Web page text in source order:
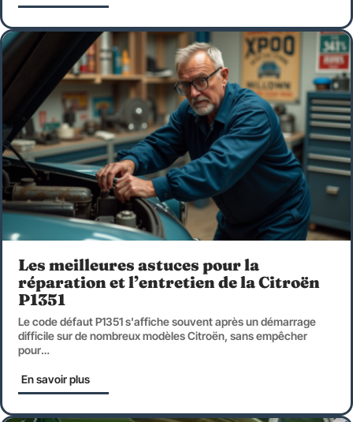
Les meilleures astuces pour la
réparation et l’entretien de la Citroën
P1351
Le code défaut P1351 s'affiche souvent après un démarrage
difficile sur de nombreux modèles Citroën, sans empêcher
pour…
En savoir plus